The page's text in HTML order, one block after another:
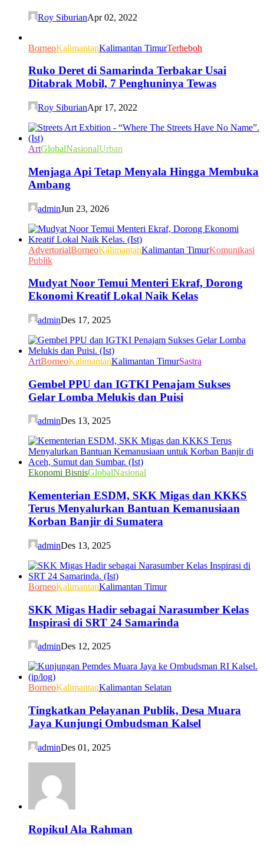
Roy SiburianApr 02, 2022
BorneoKalimantanKalimantan TimurTerheboh
Ruko Deret di Samarinda Terbakar Usai
Ditabrak Mobil, 7 Penghuninya Tewas
Roy SiburianApr 17, 2022
ArtGlobalNasionalUrban
Menjaga Api Tetap Menyala Hingga Membuka
Ambang
adminJun 23, 2026
AdvertorialBorneoKalimantanKalimantan TimurKomunikasi
Publik
Mudyat Noor Temui Menteri Ekraf, Dorong
Ekonomi Kreatif Lokal Naik Kelas
adminDes 17, 2025
ArtBorneoKalimantanKalimantan TimurSastra
Gembel PPU dan IGTKI Penajam Sukses
Gelar Lomba Melukis dan Puisi
adminDes 13, 2025
Ekonomi BisnisGlobalNasional
Kementerian ESDM, SKK Migas dan KKKS
Terus Menyalurkan Bantuan Kemanusiaan
Korban Banjir di Sumatera
adminDes 13, 2025
BorneoKalimantanKalimantan Timur
SKK Migas Hadir sebagai Narasumber Kelas
Inspirasi di SRT 24 Samarinda
adminDes 12, 2025
BorneoKalimantanKalimantan Selatan
Tingkatkan Pelayanan Publik, Desa Muara
Jaya Kunjungi Ombudsman Kalsel
adminDes 01, 2025
Ropikul Ala Rahman